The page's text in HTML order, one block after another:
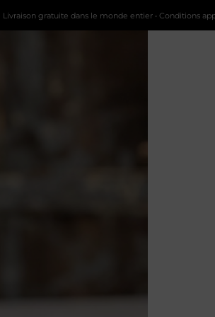
Livraison gratuite dans le monde entier • Conditions